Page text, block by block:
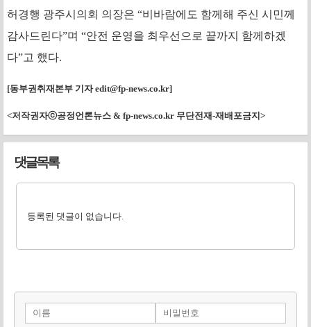
허경행 광주시의회 의장은 “비바람에도 함께해 주신 시민께
감사드린다”며 “안전 운영을 최우선으로 끝까지 함께하겠
다”고 했다.
[동부권취재본부 기자edit@fp-news.co.kr]
<저작권자ⓒ공정언론뉴스 & fp-news.co.kr 무단전재-재배포금지>
댓글목록
등록된 댓글이 없습니다.